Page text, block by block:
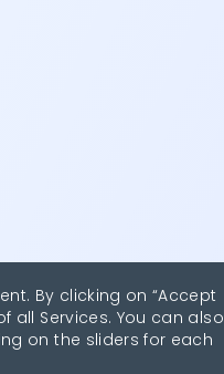
By clicking on “Accept
all Services. You can also
on the sliders for each